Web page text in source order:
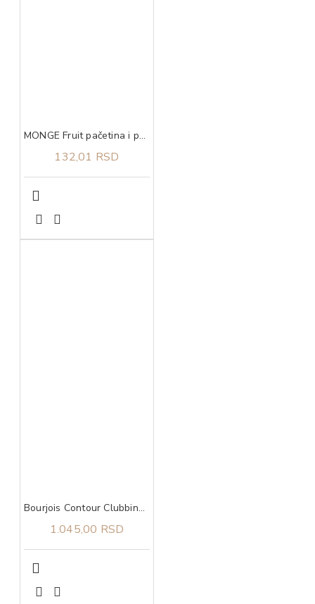
MONGE Fruit pačetina i pomorandža 100g
132,01 RSD
Bourjois Contour Clubbing 24h vodootporna 46 olovka za oči
1.045,00 RSD